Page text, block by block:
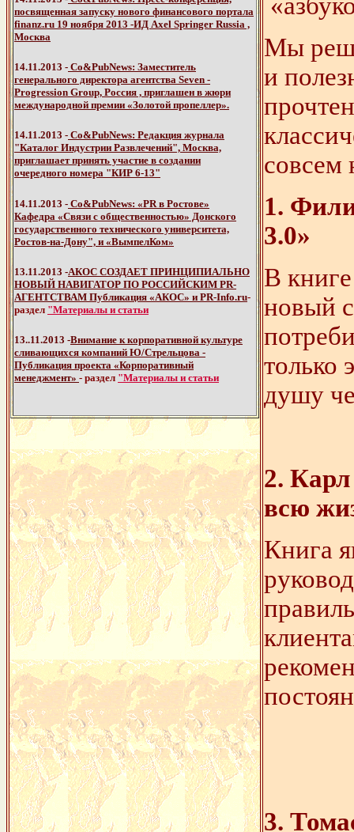
посвященная запуску нового финансового портала
finanz.ru 19 ноября 2013 -ИД Axel Springer Russia ,
Москва
14.11.2013 - Со&PubNews: Заместитель
генерального директора агентства Seven -
Progression Group, Россия , приглашен в жюри
международной премии «Золотой пропеллер».
14.11.2013 - Со&PubNews: Редакция журнала
"Каталог Индустрии Развлечений", Москва,
приглашает принять участие в создании
очередного номера "КИР 6-13"
14.11.2013 - Со&PubNews: «PR в Ростове»
Кафедра «Связи с общественностью» Донского
государственного технического университета,
Ростов-на-Дону", и «ВымпелКом»
13.11.2013 -АКОС СОЗДАЕТ ПРИНЦИПИАЛЬНО
НОВЫЙ НАВИГАТОР ПО РОССИЙСКИМ PR-
АГЕНТСТВАМ Публикация «АКОС» и PR-Info.ru-
раздел "Материалы и статьи
13..11.2013 -Внимание к корпоративной культуре
сливающихся компаний Ю/Стрельцова -
Публикация проекта «Корпоративный
менеджмент» - раздел "Материалы и статьи
Мы
и
совсем
1.
3.0»
В
новый
только
душу
2.
всю
Книга
3.